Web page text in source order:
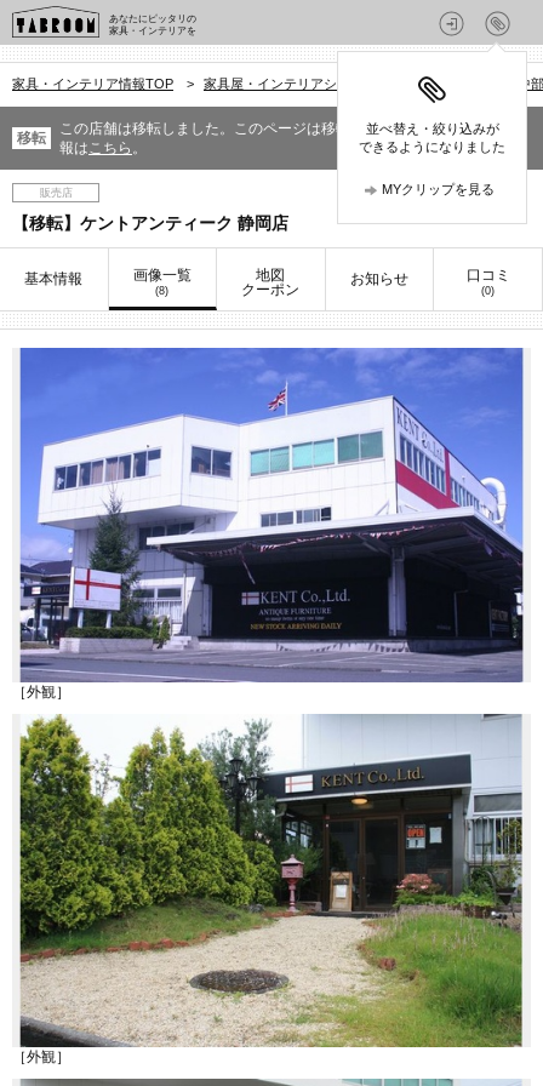
あなたにピッタリの
家具・インテリアを
並べ替え・絞り込みが
できるようになりました
MYクリップを見る
家具・インテリア情報TOP > 家具屋・インテリアショップを探す > 中
移転
この店舗は移転しました。このページは移転前の情報です。移転先の情
報はこちら 。
販売店
【移転】ケントアンティーク 静岡店
基本情報 画像一覧
(8)
地図
クーポン
お知らせ 口コミ
(0)
［外観］
［外観］